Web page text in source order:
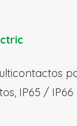
IP65 / IP66